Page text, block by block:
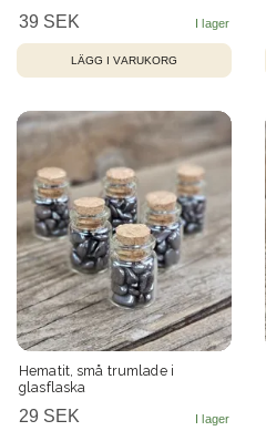
39 SEK
Hematit, små trumlade i
glasflaska
29 SEK